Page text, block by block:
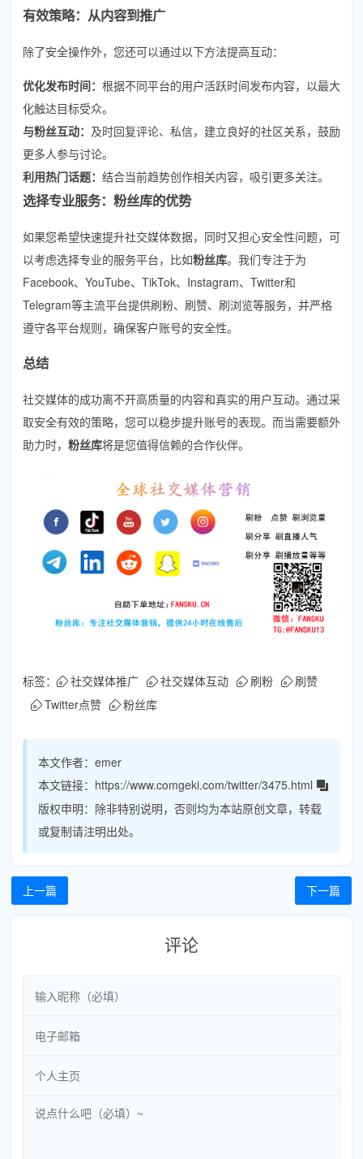
有效策略：从内容到推广
除了安全操作外，您还可以通过以下方法提高互动：
优化发布时间： 根据不同平台的用户活跃时间发布内容，以最大
化触达目标受众。
与粉丝互动： 及时回复评论、私信，建立良好的社区关系，鼓励
更多人参与讨论。
利用热门话题： 结合当前趋势创作相关内容，吸引更多关注。
选择专业服务：粉丝库的优势
如果您希望快速提升社交媒体数据，同时又担心安全性问题，可
以考虑选择专业的服务平台，比如粉丝库。我们专注于为
Facebook、YouTube、TikTok、Instagram、Twitter和
Telegram等主流平台提供刷粉、刷赞、刷浏览等服务，并严格
遵守各平台规则，确保客户账号的安全性。
总结
社交媒体的成功离不开高质量的内容和真实的用户互动。通过采
取安全有效的策略，您可以稳步提升账号的表现。而当需要额外
助力时， 粉丝库将是您值得信赖的合作伙伴。
标签： 社交媒体推广 社交媒体互动 刷粉
刷赞
Twitter点赞
粉丝库
本文作者： emer
本文链接： https://www.comgeki.com/twitter/3475.html
版权申明： 除非特别说明，否则均为本站原创文章，转载
或复制请注明出处。
上一篇 下一篇
评论